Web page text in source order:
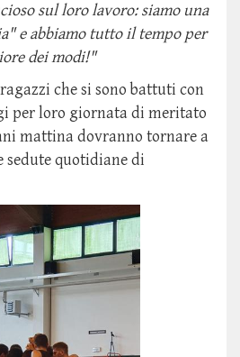
sul loro lavoro: siamo una
e abbiamo tutto il tempo per
dei modi!"
che si sono battuti con
per loro giornata di meritato
mattina dovranno tornare a
sedute quotidiane di